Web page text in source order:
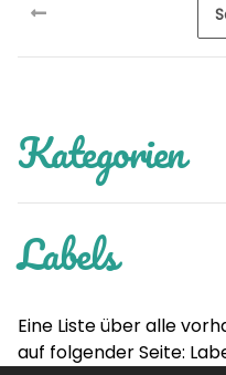
Kategorien
Labels
Eine Liste über alle
auf folgender Seite: